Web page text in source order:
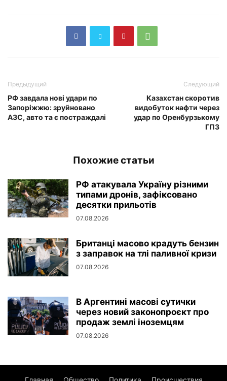
Предыдущий
РФ завдала нові удари по
Запоріжжю: зруйновано
АЗС, авто та є постраждалі
Следующий
Казахстан скоротив
видобуток нафти через
удар по Оренбурзькому
ГПЗ
Похожие статьи
РФ атакувала Україну різними
типами дронів, зафіксовано
десятки прильотів
07.08.2026
Британці масово крадуть бензин
з заправок на тлі паливної кризи
07.08.2026
В Аргентині масові сутички
через новий законопроєкт про
продаж землі іноземцям
07.08.2026